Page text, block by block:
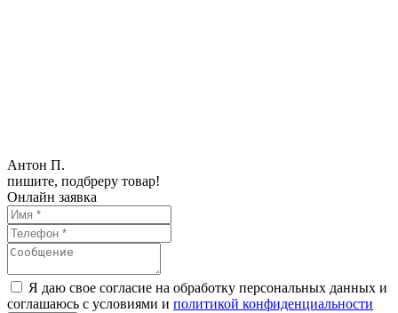
Антон П.
пишите, подбреру товар!
Онлайн заявка
Я даю свое согласие на обработку персональных данных и
соглашаюсь с условиями и политикой конфиденциальности